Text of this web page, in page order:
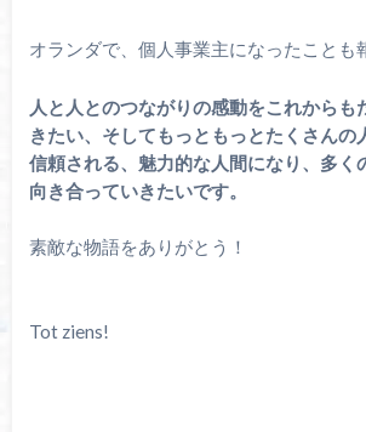
オランダで、個人事業主になったことも
人と人とのつながりの感動をこれからも
きたい、そしてもっともっとたくさんの
信頼される、魅力的な人間になり、多く
向き合っていきたいです。
素敵な物語をありがとう！
Tot ziens!